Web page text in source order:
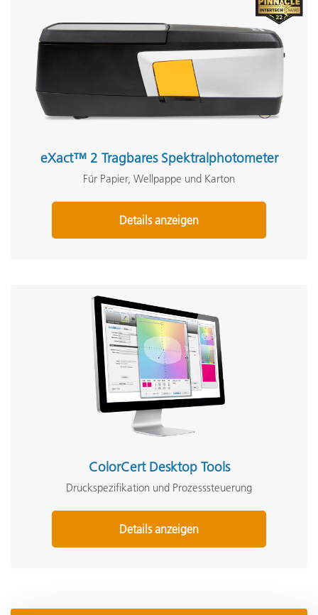
eXact™ 2 Tragbares Spektralphotometer
Für Papier, Wellpappe und Karton
Details anzeigen
ColorCert Desktop Tools
Druckspezifikation und Prozesssteuerung
Details anzeigen